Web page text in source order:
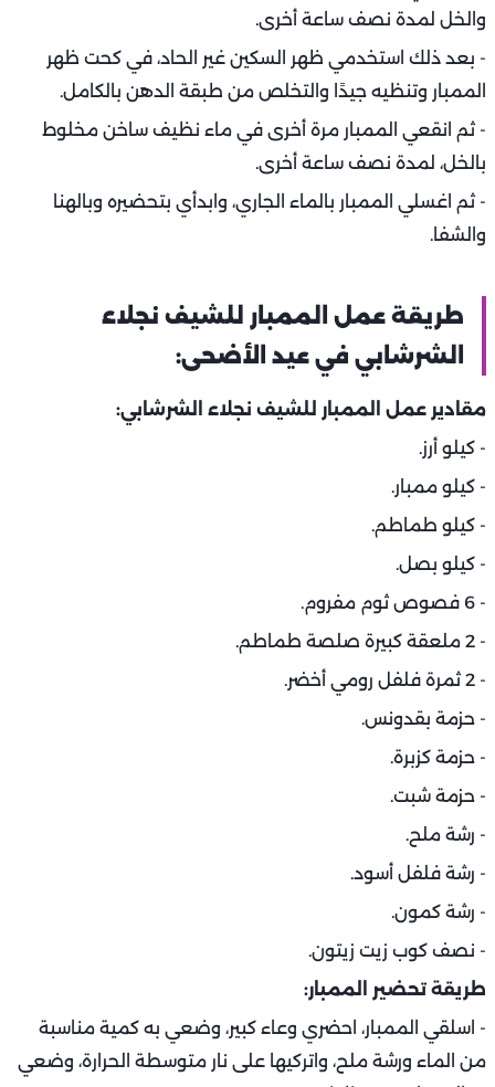
والخل لمدة نصف ساعة أخرى.
- بعد ذلك استخدمي ظهر السكين غير الحاد، في كحت ظهر
الممبار وتنظيه جيدًا والتخلص من طبقة الدهن بالكامل.
- ثم انقعي الممبار مرة أخرى في ماء نظيف ساخن مخلوط
بالخل، لمدة نصف ساعة أخرى.
- ثم اغسلي الممبار بالماء الجاري، وابدأي بتحضيره وبالهنا
والشفا.
طريقة عمل الممبار للشيف نجلاء
الشرشابي في عيد الأضحى:
مقادير عمل الممبار للشيف نجلاء الشرشابي:
- كيلو أرز.
- كيلو ممبار.
- كيلو طماطم.
- كيلو بصل.
- 6 فصوص ثوم مفروم.
- 2 ملعقة كبيرة صلصة طماطم.
- 2 ثمرة فلفل رومي أخضر.
- حزمة بقدونس.
- حزمة كزبرة.
- حزمة شبت.
- رشة ملح.
- رشة فلفل أسود.
- رشة كمون.
- نصف كوب زيت زيتون.
طريقة تحضير الممبار:
- اسلقي الممبار، احضري وعاء كبير، وضعي به كمية مناسبة
من الماء ورشة ملح، واتركيها على نار متوسطة الحرارة، وضعي